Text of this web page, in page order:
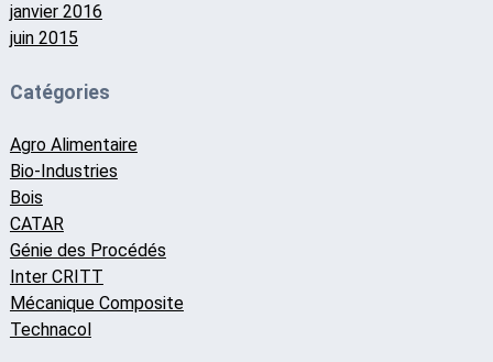
janvier 2016
juin 2015
Catégories
Agro Alimentaire
Bio-Industries
Bois
CATAR
Génie des Procédés
Inter CRITT
Mécanique Composite
Technacol